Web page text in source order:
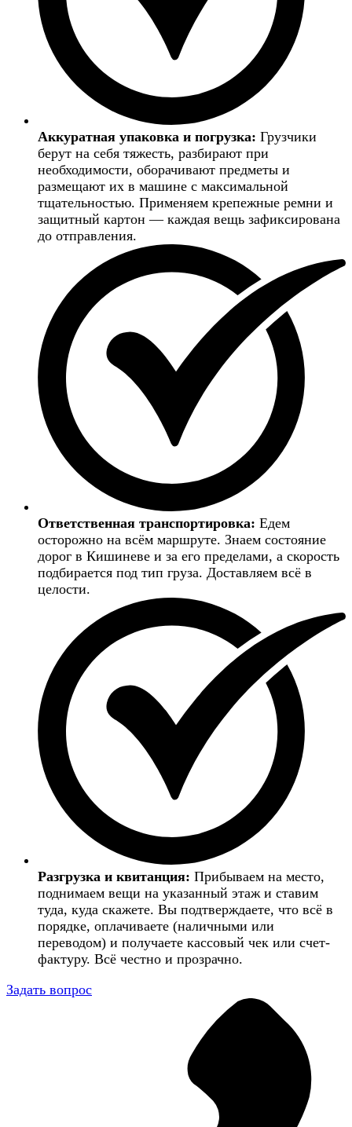
Аккуратная упаковка и погрузка: Грузчики
берут на себя тяжесть, разбирают при
необходимости, оборачивают предметы и
размещают их в машине с максимальной
тщательностью. Применяем крепежные ремни и
защитный картон — каждая вещь зафиксирована
до отправления.
Ответственная транспортировка: Едем
осторожно на всём маршруте. Знаем состояние
дорог в Кишиневе и за его пределами, а скорость
подбирается под тип груза. Доставляем всё в
целости.
Разгрузка и квитанция: Прибываем на место,
поднимаем вещи на указанный этаж и ставим
туда, куда скажете. Вы подтверждаете, что всё в
порядке, оплачиваете (наличными или
переводом) и получаете кассовый чек или счет-
фактуру. Всё честно и прозрачно.
Задать вопрос